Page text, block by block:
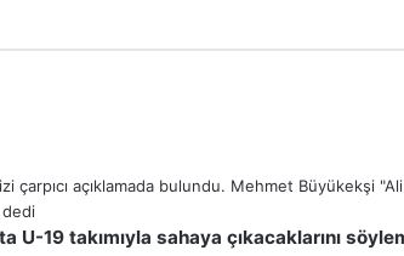
U-19 takımıyla sahaya çıkacaklarını